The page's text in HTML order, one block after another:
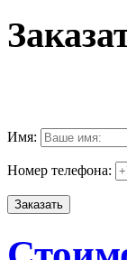
Имя:
Номер телефона: